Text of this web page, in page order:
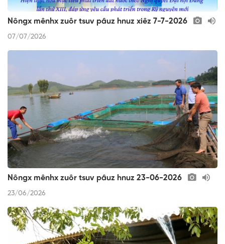
Nôngx mênhx zuôr tsuv pâuz hnuz xiêz 7-7-2026
07/07/2026
Nôngx mênhx zuôr tsuv pâuz hnuz 23-06-2026
23/06/2026